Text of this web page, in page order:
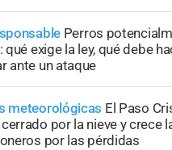
Perros
qué exige la ley, qué debe
ante un ataque
meteorológicas El Paso
por la nieve y crece
por las pérdidas